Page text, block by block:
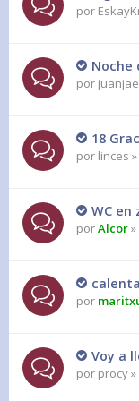
por
Noche
por
18
por linces
WC en
porAlcor
por
Voy a
por procy